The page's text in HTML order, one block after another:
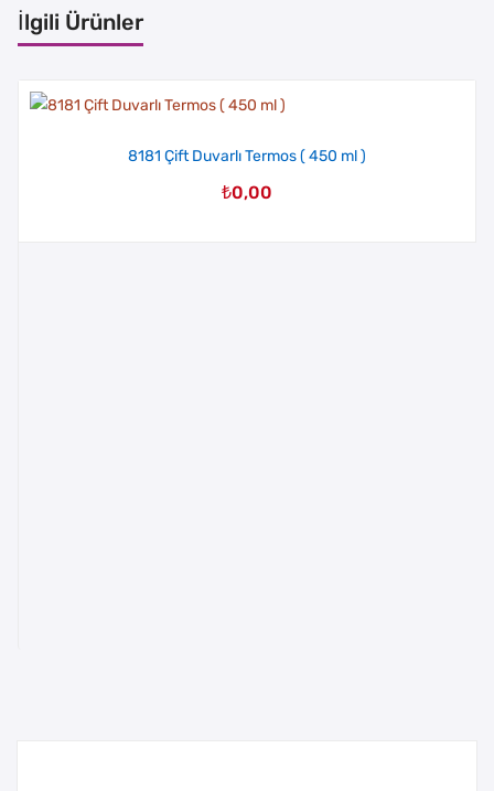
İlgili Ürünler
8181 Çift Duvarlı Termos ( 450 ml )
₺0,00